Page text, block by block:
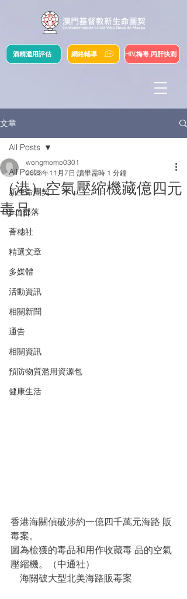
網絡輔導
酒精濫用評估 HIV,梅毒,丙肝快測
文章
All Posts
新生命團契
S.Y.部落
薈穗社
精選文章
多媒體
活動資訊
相關新聞
通告
相關資訊
預防物質濫用資源包
健康生活
All Posts
（港）空氣壓縮機藏億四元
毒品
wongmomo0301
2023年11月7日 讀畢需時 1 分鐘
香港海關偵破涉約一億四千萬元海路 販
毒案。
圖為檢獲的毒品和用作收藏毒 品的空氣
壓縮機。（中通社）
    海關破大型北美海路販毒案